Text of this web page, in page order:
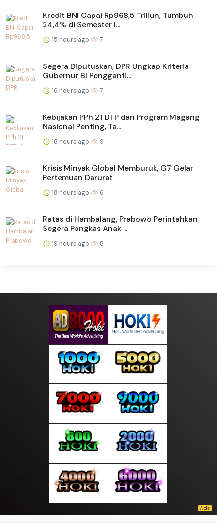
Kredit BNI Capai Rp968,5 Triliun, Tumbuh
24,4% di Semester I...
15 hours ago 7
Segera Diputuskan, DPR Ungkap Kriteria
Gubernur BI Pengganti...
16 hours ago 7
Kebijakan PPh 21 DTP dan Program Magang
Nasional Penting, Ta...
18 hours ago 9
Krisis Minyak Global Memburuk, G7 Gelar
Pertemuan Darurat
18 hours ago 6
Ratas di Hambalang, Prabowo Perintahkan
Segera Pangkas Anak ...
19 hours ago 8